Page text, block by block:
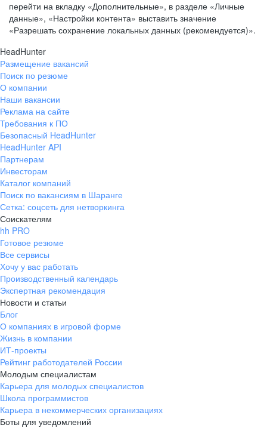
перейти на вкладку «Дополнительные», в разделе «Личные
данные», «Настройки контента» выставить значение
«Разрешать сохранение локальных данных (рекомендуется)».
HeadHunter
Размещение вакансий
Поиск по резюме
О компании
Наши вакансии
Реклама на сайте
Требования к ПО
Безопасный HeadHunter
HeadHunter API
Партнерам
Инвесторам
Каталог компаний
Поиск по вакансиям в Шаранге
Сетка: соцсеть для нетворкинга
Соискателям
hh PRO
Готовое резюме
Все сервисы
Хочу у вас работать
Производственный календарь
Экспертная рекомендация
Новости и статьи
Блог
О компаниях в игровой форме
Жизнь в компании
ИТ-проекты
Рейтинг работодателей России
Молодым специалистам
Карьера для молодых специалистов
Школа программистов
Карьера в некоммерческих организациях
Боты для уведомлений